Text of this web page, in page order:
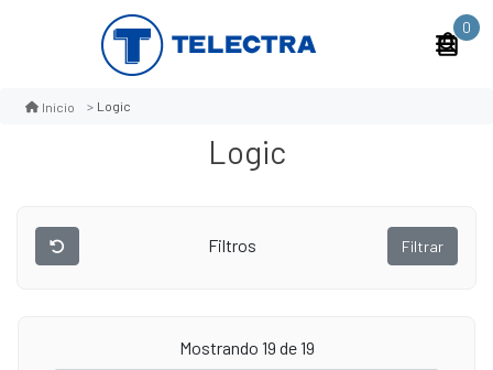
0
Inicio Logic
Logic
Filtros Filtrar
Mostrando 19 de 19